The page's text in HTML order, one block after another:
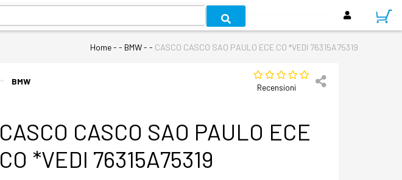
Home- - BMW - - CASCO CASCO SAO PAULO ECE CO *VEDI 76315A75319
BMW
Recensioni
CASCO CASCO SAO PAULO ECE
CO *VEDI 76315A75319